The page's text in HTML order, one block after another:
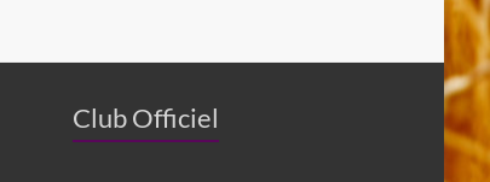
Club Officiel